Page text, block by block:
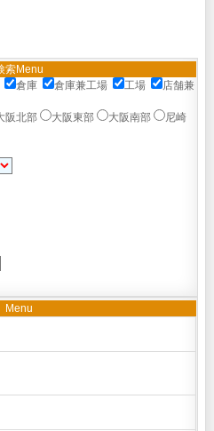
索Menu
倉庫 倉庫兼工場 工場
店舗兼
阪北部 大阪東部 大阪南部
尼崎
Menu